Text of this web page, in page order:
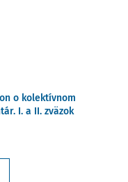
o kolektívnom
I. a II. zväzok